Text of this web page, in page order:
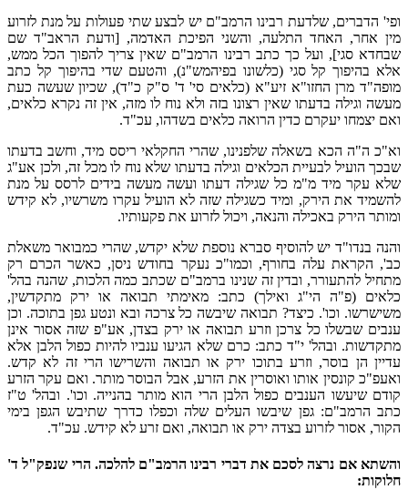
ופי' הדברים, שלדעת רבינו הרמב"ם יש לבצע שתי פעולות על מנת לזרוע
מין אחר, האחד התלעה, והשני הפיכת האדמה, [ודעת הראב"ד שם
שבחדא סגי], ועל כך כתב רבינו הרמב"ם שאין צריך להפוך הכל ממש,
אלא בהיפוך קל סגי (כלשונו בפיהמש"נ), והטעם שדי בהיפוך קל כתב
מופה"ד מרן החזו"א זיע"א (כלאים סי' ד' ס"ק כ"ד), שכיון שעשה כעת
מעשה וגילה בדעתו שאין רצונו בזה ולא נוח לו מזה, אין זה נקרא כלאים,
ואם יצמחו יעקרם כדין הרואה כלאים בשדהו, עכ"ד.
וא"כ ה"ה הכא בשאלה שלפנינו, שהרי החקלאי ריסס מיד, וחשב בדעתו
שבכך הועיל לבעיית הכלאים וגילה בדעתו שלא נוח לו מכל זה, ולכן אע"ג
שלא עקר מיד מ"מ כל שגילה דעתו ועשה מעשה בידים לרסס על מנת
להשמיד את הירק, ומיד כשגילה שזה לא הועיל עקרו משרשיו, לא קידש
ומותר הירק באכילה והנאה, ויכול לזרוע את פקעותיו.
והנה בנדו"ד יש להוסיף סברא נוספת שלא יקדש, שהרי כמבואר משאלת
כב', הקראת עלה בחורף, וכמו"כ נעקר בחודש ניסן, כאשר הכרם רק
מתחיל להתעורר, ובדין זה שנינו ברמב"ם שכתב כמה הלכות, שהנה בהל'
כלאים (פ"ה הי"ג ואילך) כתב: מאימתי תבואה או ירק מתקדשין,
משישרשו. וכו'. כיצד? תבואה שיבשה כל צרכה ובא ונטע גפן בתוכה. וכן
ענבים שבשלו כל צרכן וזרע תבואה או ירק בצדן, אע"פ שזה אסור אינן
מתקדשות. ובהל' י"ד כתב: כרם שלא הגיעו ענביו להיות כפול הלבן אלא
עדיין הן בוסר, וזרע בתוכו ירק או תבואה והשרישו הרי זה לא קדש.
ואעפ"כ קונסין אותו ואוסרין את הזרע, אבל הבוסר מותר. ואם עקר הזרע
קודם שיעשו הענבים כפול הלבן הרי הוא מותר בהנייה. וכו'. ובהל' ט"ז
כתב הרמב"ם: גפן שיבשו העלים שלה וכפלו כדרך שתיבש הגפן בימי
הקור, אסור לזרוע בצדה ירק או תבואה, ואם זרע לא קידש. עכ"ד.
והשתא אם נרצה לסכם את דברי רבינו הרמב"ם להלכה. הרי שנפק"ל ד'
חלוקות: